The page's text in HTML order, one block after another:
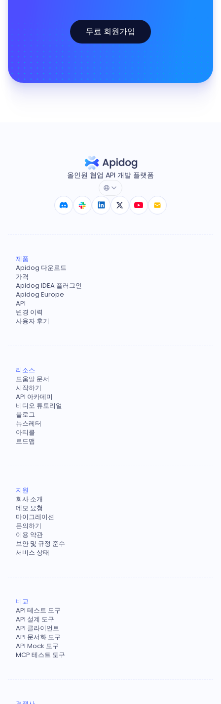
무료 회원가입
올인원 협업 API 개발 플랫폼
제품
Apidog 다운로드
가격
Apidog IDEA 플러그인
Apidog Europe
API
변경 이력
사용자 후기
리소스
도움말 문서
시작하기
API 아카데미
비디오 튜토리얼
블로그
뉴스레터
아티클
로드맵
지원
회사 소개
데모 요청
마이그레이션
문의하기
이용 약관
보안 및 규정 준수
서비스 상태
비교
API 테스트 도구
API 설계 도구
API 클라이언트
API 문서화 도구
API Mock 도구
MCP 테스트 도구